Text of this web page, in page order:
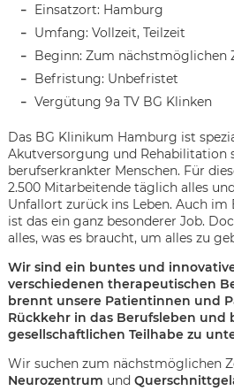
Einsatzort: Hamburg
Umfang: Vollzeit, Teilzeit
Beginn: Zum nächstmöglichen
Befristung: Unbefristet
Vergütung 9a TV BG Klinken
Das BG Klinikum Hamburg ist
Akutversorgung und Rehabilitation
berufserkrankter Menschen. Für
2.500 Mitarbeitende täglich alles
Unfallort zurück ins Leben. Auch
ist das ein ganz besonderer Job.
alles, was es braucht, um alles zu
Wir sind ein buntes und
verschiedenen therapeutischen
brennt unsere Patientinnen und
Rückkehr in das Berufsleben und
gesellschaftlichen Teilhabe zu
Wir suchen zum nächstmöglichen
Neurozentrum und
Karte